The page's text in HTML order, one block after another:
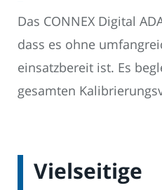
Das CONNEX Digital
dass es ohne
einsatzbereit ist. Es
gesamten
Vielseitige